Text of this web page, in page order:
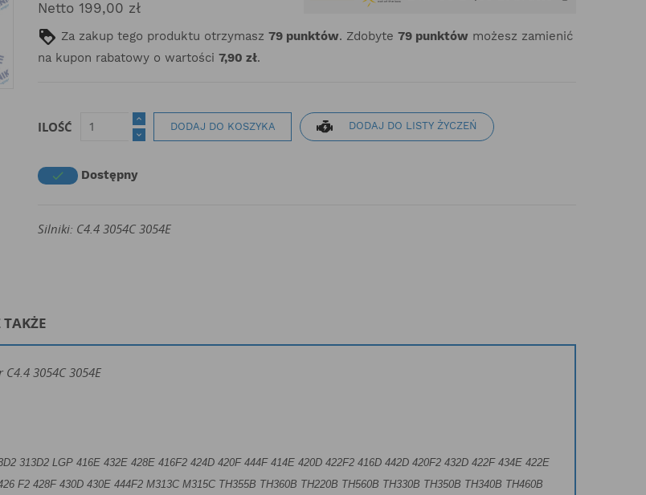
Netto 199,00 zł
Za zakup tego produktu otrzymasz 79 punktów. Zdobyte 79 punktów możesz zamienić
na kupon rabatowy o wartości 7,90 zł.
ILOŚĆ DODAJ DO KOSZYKA DODAJ DO LISTY ŻYCZEŃ
 Dostępny
Silniki: C4.4 3054C 3054E
3054C 3054E
313D2 LGP 416E 432E 428E 416F2 424D 420F 444F 414E 420D 422F2 416D 442D 420F2 432D 422F 434E 422E
F2 428F 430D 430E 444F2 M313C M315C TH355B TH360B TH220B TH560B TH330B TH350B TH340B TH460B